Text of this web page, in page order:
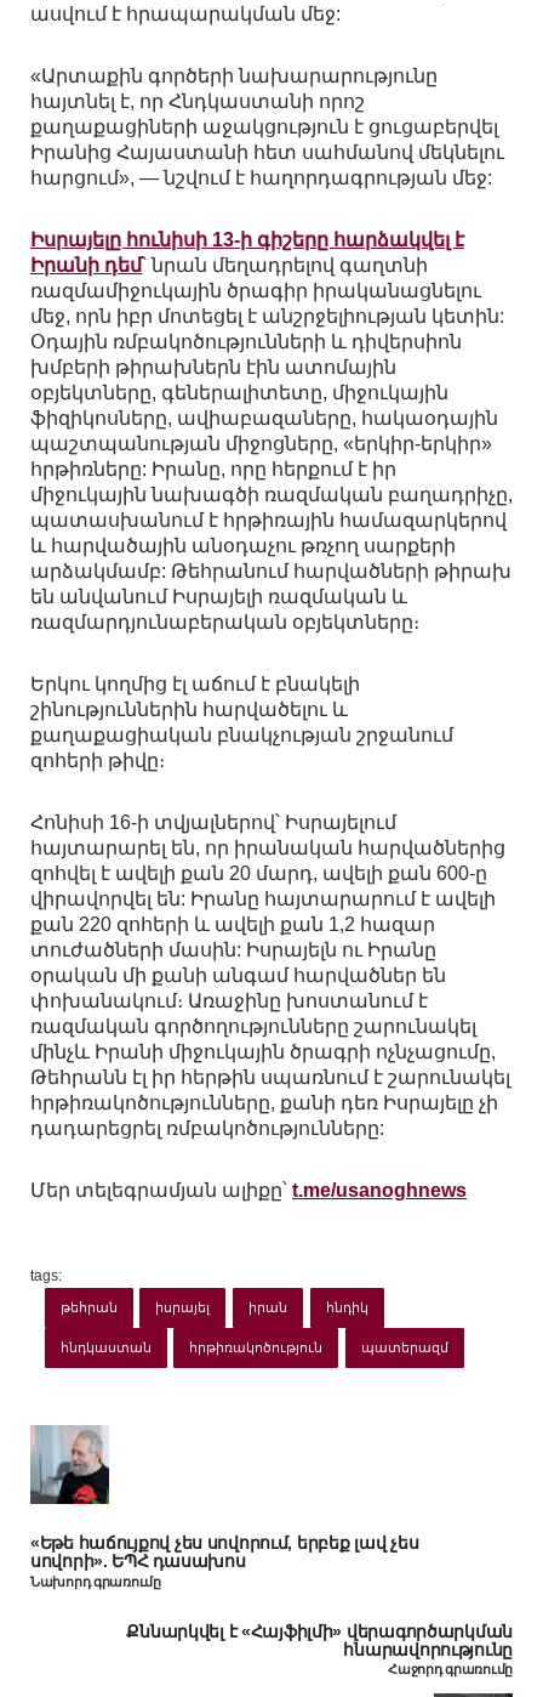
ասվում է հրապարակման մեջ:
«Արտաքին գործերի նախարարությունը
հայտնել է, որ Հնդկաստանի որոշ
քաղաքացիների աջակցություն է ցուցաբերվել
Իրանից Հայաստանի հետ սահմանով մեկնելու
հարցում», — նշվում է հաղորդագրության մեջ:
Իսրայելը հունիսի 13-ի գիշերը հարձակվել է
Իրանի դեմ՝ նրան մեղադրելով գաղտնի
ռազմամիջուկային ծրագիր իրականացնելու
մեջ, որն իբր մոտեցել է անշրջելիության կետին:
Օդային ռմբակոծությունների և դիվերսիոն
խմբերի թիրախներն էին ատոմային
օբյեկտները, գեներալիտետը, միջուկային
ֆիզիկոսները, ավիաբազաները, հակաօդային
պաշտպանության միջոցները, «երկիր-երկիր»
հրթիռները: Իրանը, որը հերքում է իր
միջուկային նախագծի ռազմական բաղադրիչը,
պատասխանում է հրթիռային համազարկերով
և հարվածային անօդաչու թռչող սարքերի
արձակմամբ: Թեհրանում հարվածների թիրախ
են անվանում Իսրայելի ռազմական և
ռազմարդյունաբերական օբյեկտները։
Երկու կողմից էլ աճում է բնակելի
շինություններին հարվածելու և
քաղաքացիական բնակչության շրջանում
զոհերի թիվը։
Հոնիսի 16-ի տվյալներով՝ Իսրայելում
հայտարարել են, որ իրանական հարվածներից
զոհվել է ավելի քան 20 մարդ, ավելի քան 600-ը
վիրավորվել են: Իրանը հայտարարում է ավելի
քան 220 զոհերի և ավելի քան 1,2 հազար
տուժածների մասին: Իսրայելն ու Իրանը
օրական մի քանի անգամ հարվածներ են
փոխանակում։ Առաջինը խոստանում է
ռազմական գործողությունները շարունակել
մինչև Իրանի միջուկային ծրագրի ոչնչացումը,
Թեհրանն էլ իր հերթին սպառնում է շարունակել
հրթիռակոծությունները, քանի դեռ Իսրայելը չի
դադարեցրել ռմբակոծությունները:
Մեր տելեգրամյան ալիքը՝ t.me/usanoghnews
tags:
թեհրան իսրայել իրան հնդիկ
հնդկաստան հրթիռակոծություն պատերազմ
«Եթե հաճույքով չես սովորում, երբեք լավ չես
սովորի». ԵՊՀ դասախոս
Նախորդ գրառումը
Քննարկվել է «Հայֆիլմի» վերագործարկման
հնարավորությունը
Հաջորդ գրառումը